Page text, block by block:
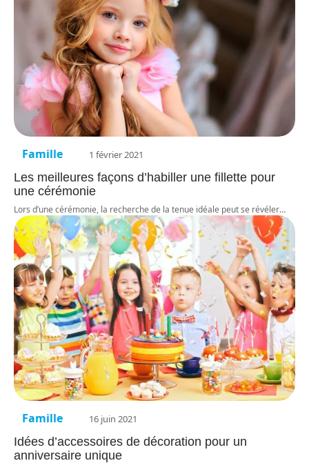
Famille 1 février 2021
Les meilleures façons d’habiller une fillette pour
une cérémonie
Lors d’une cérémonie, la recherche de la tenue idéale peut se révéler…
Famille 16 juin 2021
Idées d’accessoires de décoration pour un
anniversaire unique